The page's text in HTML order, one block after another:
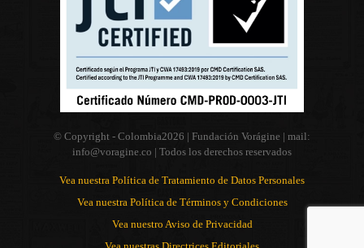
© Copyright - Colombia2026 | Fundación Vorágine | mail:
info@voragine.co | Todos los derechos reservados
Vea nuestra Política de Tratamiento de Datos Personales
Vea nuestra Política de Términos y Condiciones
Vea nuestro Aviso de Privacidad